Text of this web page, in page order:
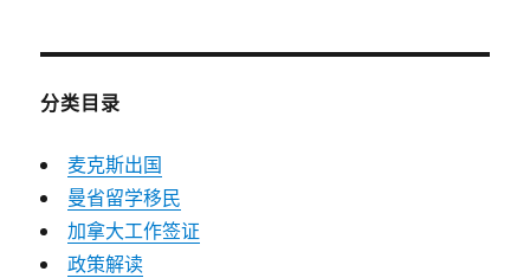
分类目录
麦克斯出国
曼省留学移民
加拿大工作签证
政策解读